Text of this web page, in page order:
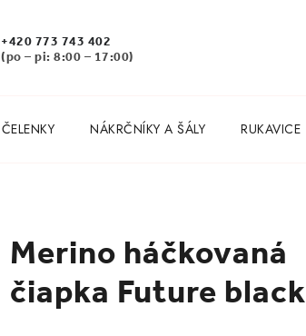
+420 773 743 402
(po – pi: 8:00 – 17:00)
ČELENKY NÁKRČNÍKY A ŠÁLY RUKAVICE
Merino háčkovaná
čiapka Future black